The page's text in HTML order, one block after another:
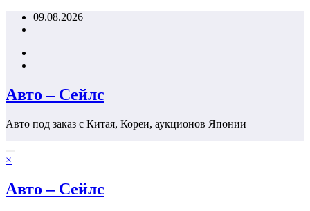
Перейти09.08.2026
Авто – Сейлс
Авто под заказ с Китая, Кореи, аукционов Японии
×
Авто – Сейлс